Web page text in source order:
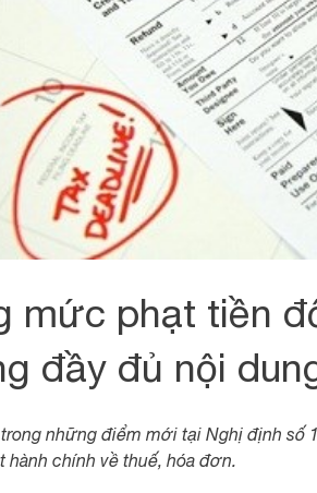
mức phạt tiền
đầy đủ nội
những điểm mới tại Nghị định số
hành chính về thuế, hóa đơn.